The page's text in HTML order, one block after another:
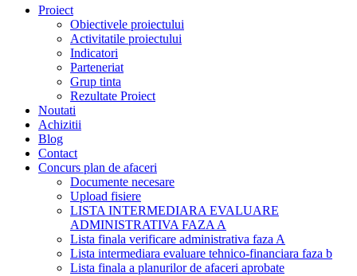
Proiect
Obiectivele proiectului
Activitatile proiectului
Indicatori
Parteneriat
Grup tinta
Rezultate Proiect
Noutati
Achizitii
Blog
Contact
Concurs plan de afaceri
Documente necesare
Upload fisiere
LISTA INTERMEDIARA EVALUARE
ADMINISTRATIVA FAZA A
Lista finala verificare administrativa faza A
Lista intermediara evaluare tehnico-financiara faza b
Lista finala a planurilor de afaceri aprobate